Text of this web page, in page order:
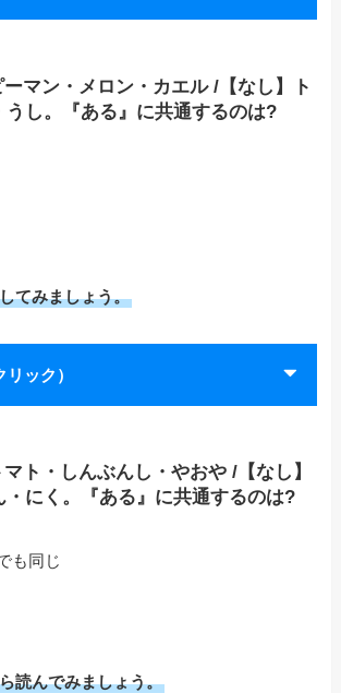
マン・メロン・カエル /【なし】ト
うし。『ある』に共通するのは?
てみましょう。
ック）
ト・しんぶんし・やおや /【なし】
・にく。『ある』に共通するのは?
も同じ
読んでみましょう。